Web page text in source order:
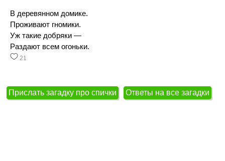
В деревянном домике.
Проживают гномики.
Уж такие добряки —
Раздают всем огоньки.
21
Прислать загадку про спички Ответы на все загадки